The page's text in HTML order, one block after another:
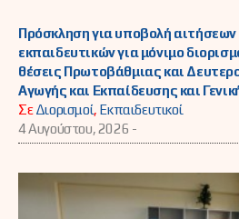
Πρόσκληση για υποβολή
εκπαιδευτικών για μόνιμο
θέσεις Πρωτοβάθμιας και
Αγωγής και Εκπαίδευσης και
ΣεΔιορισμοί, Εκπαιδευτικοί
4 Αυγούστου, 2026 -